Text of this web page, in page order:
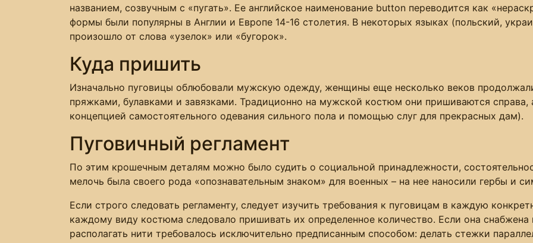
названием, созвучным с «пугать». Ее английское наименование button переводится как
формы были популярны в Англии и Европе 14-16 столетия. В некоторых языках (польский,
произошло от слова «узелок» или «бугорок».
Куда пришить
Изначально пуговицы облюбовали мужскую одежду, женщины еще несколько веков
пряжками, булавками и завязками. Традиционно на мужской костюм они пришиваются справа,
концепцией самостоятельного одевания сильного пола и помощью слуг для прекрасных дам).
Пуговичный регламент
По этим крошечным деталям можно было судить о социальной принадлежности,
мелочь была своего рода «опознавательным знаком» для военных – на нее наносили гербы и
Если строго следовать регламенту, следует изучить требования к пуговицам в каждую
каждому виду костюма следовало пришивать их определенное количество. Если она
располагать нити требовалось исключительно предписанным способом: делать стежки